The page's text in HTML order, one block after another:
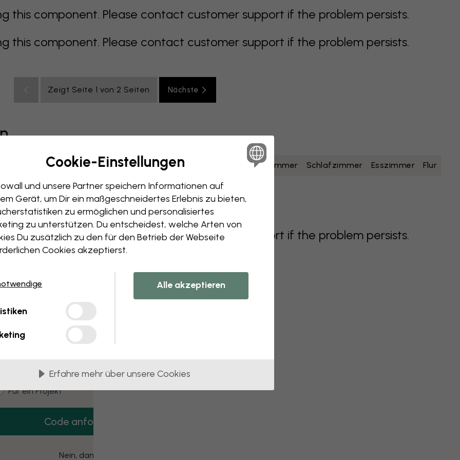
this component. Please contact customer support if the problem persists.
this component. Please contact customer support if the problem persists.
Zeigt Seite 1 von 2 Seiten Nächste
bunt orange rosa lila rot türkis Badezimmer Schlafzimmer Esszimmer Flur
Büro Jugendzimmer Dächer
this component. Please contact customer support if the problem persists.
Cookie-Einstellungen
und unsere Partner speichern Informationen auf
Gerät, um Dir ein maßgeschneidertes Erlebnis zu bieten,
zu ermöglichen und personalisiertes
zu unterstützen. Du entscheidest, welche Arten von
Du zusätzlich zu den für den Betrieb der Webseite
Cookies akzeptierst.
Alle akzeptieren
Erfahre mehr über unsere Cookies
3 kostenlose Muster
dir 3 Tapetenmuster gratis nach Hause.
type
Für mich
Für ein Projekt
Code anfordern
Nein, danke